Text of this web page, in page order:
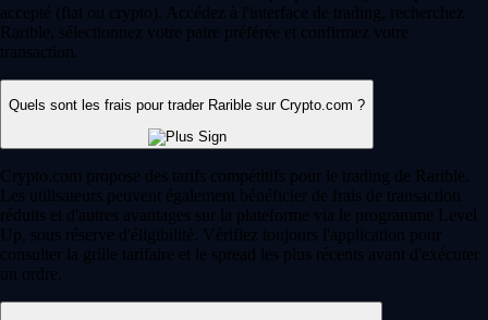
accepté (fiat ou crypto). Accédez à l'interface de trading, recherchez
Rarible, sélectionnez votre paire préférée et confirmez votre
transaction.
Quels sont les frais pour trader Rarible sur Crypto.com ?
Crypto.com propose des tarifs compétitifs pour le trading de Rarible.
Les utilisateurs peuvent également bénéficier de frais de transaction
réduits et d'autres avantages sur la plateforme via le programme Level
Up, sous réserve d'éligibilité. Vérifiez toujours l'application pour
consulter la grille tarifaire et le spread les plus récents avant d'exécuter
un ordre.